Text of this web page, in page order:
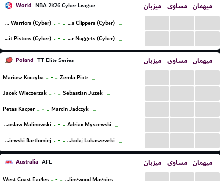
World NBA 2K26 Cyber League میزبان مساوی میهمان
Golden State Warriors (Cyber) .. - .. Los Angeles Clippers (Cyber) ...
Detroit Pistons (Cyber) .. - .. Denver Nuggets (Cyber) ...
Poland TT Elite Series میزبان مساوی میهمان
Mariusz Koczyba .. - .. Zemla Piotr ...
Jacek Wieczerzak .. - .. Sebastian Juzek ...
Petas Kacper .. - .. Marcin Jadczyk ...
Radoslaw Malinowski .. - .. Adrian Myszewski ...
Wisniewski Bartlomiej .. - .. Mikolaj Lukaszewski ...
Australia AFL میزبان مساوی میهمان